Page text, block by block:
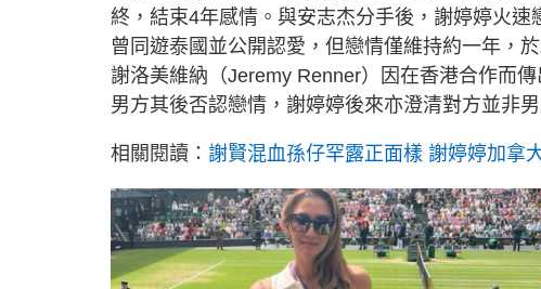
終，結束4年感情。與安志杰分手後，謝婷婷火
曾同遊泰國並公開認愛，但戀情僅維持約一年，
謝洛美維納（Jeremy Renner）因在香港合作而
男方其後否認戀情，謝婷婷後來亦澄清對方並非男
相關閱讀： 謝賢混血孫仔罕露正面樣 謝婷婷加拿